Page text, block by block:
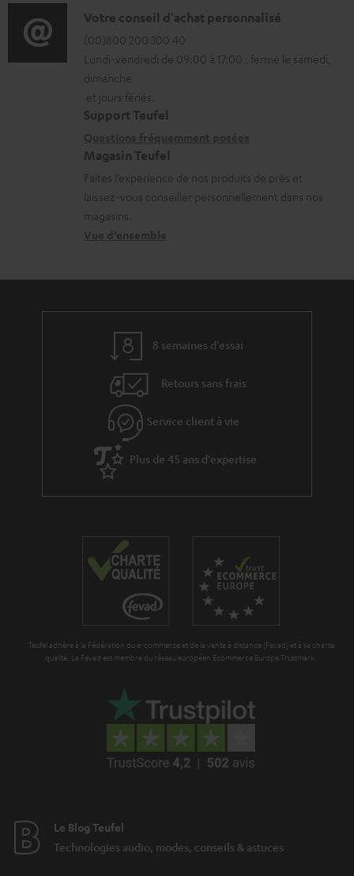
é
c
h
a
r
e
a
b
s
o
r
m
a
t
o
n
s
l
a
r
i
D
é
t
a
i
s
c
o
a
Votre conseil d'achat personnalisé
(00)800 200 300 40
Lundi-vendredi de 09:00 à 17:00 ; fermé le samedi,
dimanche
et jours fériés.
Support Teufel
Magasin Teufel
Faites l’expérience de nos produits de près et
laissez-vous conseiller personnellement dans nos
magasins.
8 semaines d'essai
Retours sans frais
Service client à vie
Plus de 45 ans d'expertise
Teufel adhère à la Fédération du e-commerce et de la vente à distance (Fevad) et à sa charte
qualité. La Fevad est membre du réseau européen Ecommerce Europe Trustmark.
Le Blog Teufel
Technologies audio, modes, conseils & astuces